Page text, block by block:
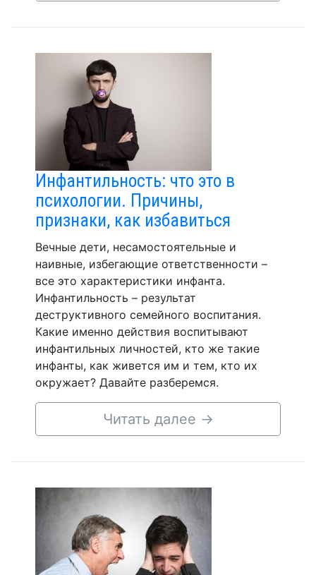
Инфантильность: что это в
психологии. Причины,
признаки, как избавиться
Вечные дети, несамостоятельные и
наивные, избегающие ответственности –
все это характеристики инфанта.
Инфантильность – результат
деструктивного семейного воспитания.
Какие именно действия воспитывают
инфантильных личностей, кто же такие
инфанты, как живется им и тем, кто их
окружает? Давайте разберемся.
Читать далее →